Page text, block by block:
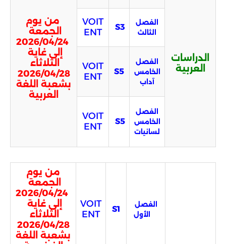
من يوم
الجمعة
2026/04/24
إلى غاية
الثلاثاء
2026/04/28
بشعبة اللغة
العربية
الدراسات
العربية
VOIT
ENT
S3
الفصل
الثالث
VOIT
ENT
S5
الفصل
الخامس
آداب
VOIT
ENT
S5
الفصل
الخامس
لسانيات
من يوم
الجمعة
2026/04/24
إلى غاية
الثلاثاء
2026/04/28
بشعبة اللغة
VOIT
ENT
S1
الفصل